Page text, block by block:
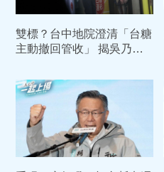
雙標？台中地院澄清「台糖
主動撤回管收」 揭吳乃仁
紙」